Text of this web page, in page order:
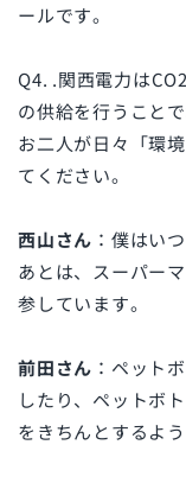
ールです。
Q4. .関西電力は
の供給を行うこと
お二人が日々「環
てください。
西山さん ：僕はい
あとは、スーパー
参しています。
前田さん ：ペット
したり、ペットボ
をきちんとするよ